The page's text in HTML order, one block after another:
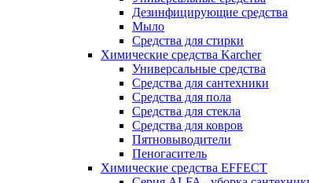
Дезинфицирующие средства
Мыло
Средства для стирки
Химические средства Karcher
Универсальные средства
Средства для сантехники
Средства для пола
Средства для стекла
Средства для ковров
Пятновыводители
Пеногаситель
Химические средства EFFECT